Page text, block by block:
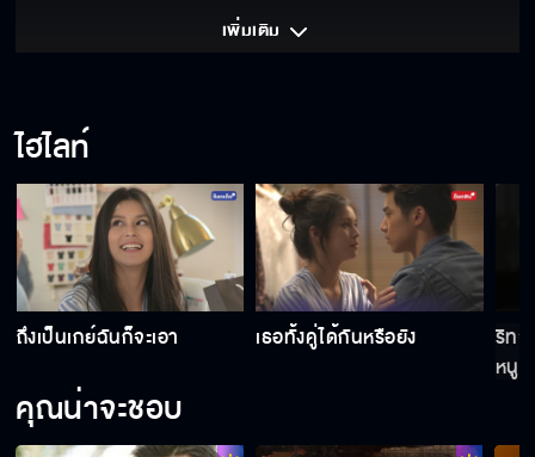
เพิ่มเติม
ไฮไลท์
ถึงเป็นเกย์ฉันก็จะเอา เธอทั้งคู่ได้กันหรือยัง
ริทจ
หนูเ
คุณน่าจะชอบ